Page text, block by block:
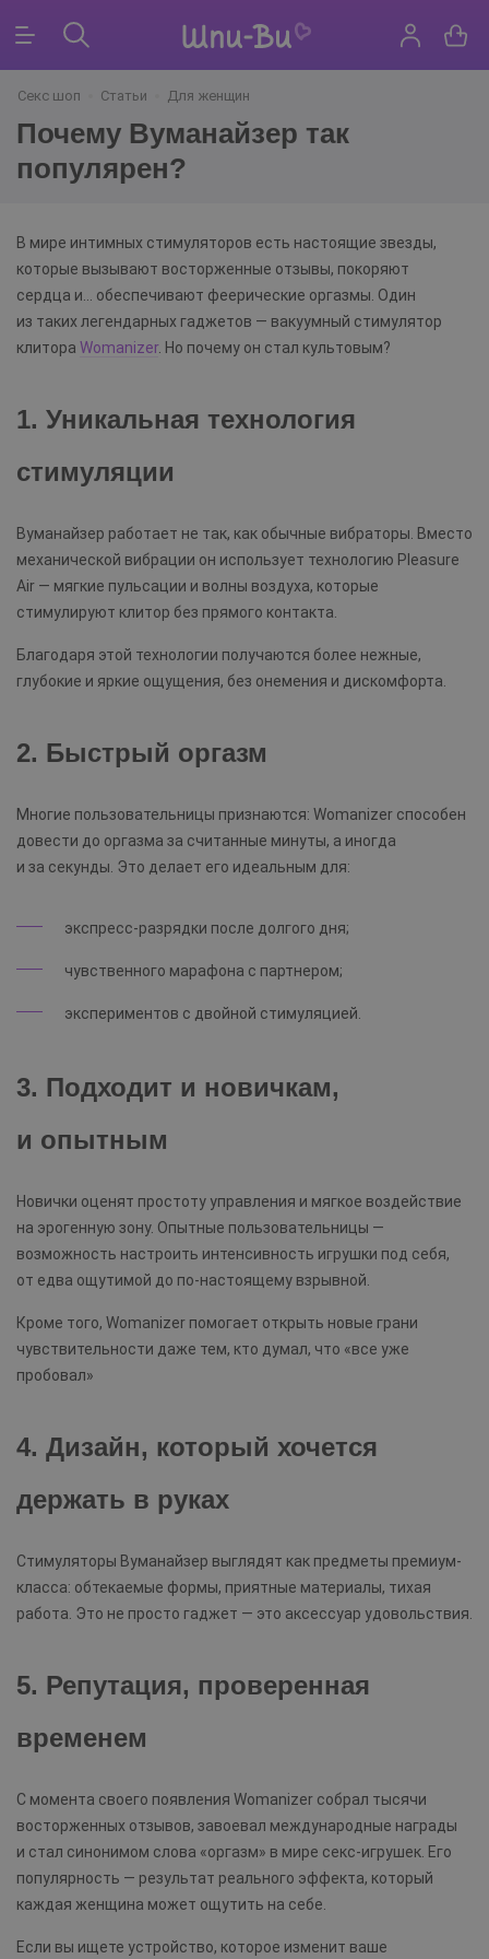
Секс шоп Статьи Для женщин
Почему Вуманайзер так
популярен?
В мире интимных стимуляторов есть настоящие звезды,
которые вызывают восторженные отзывы, покоряют
сердца и… обеспечивают феерические оргазмы. Один
из таких легендарных гаджетов — вакуумный стимулятор
клитора Womanizer. Но почему он стал культовым?
1. Уникальная технология
стимуляции
Вуманайзер работает не так, как обычные вибраторы. Вместо
механической вибрации он использует технологию Pleasure
Air — мягкие пульсации и волны воздуха, которые
стимулируют клитор без прямого контакта.
Благодаря этой технологии получаются более нежные,
глубокие и яркие ощущения, без онемения и дискомфорта.
2. Быстрый оргазм
Многие пользовательницы признаются: Womanizer способен
довести до оргазма за считанные минуты, а иногда
и за секунды. Это делает его идеальным для:
экспресс-разрядки после долгого дня;
чувственного марафона с партнером;
экспериментов с двойной стимуляцией.
3. Подходит и новичкам,
и опытным
Новички оценят простоту управления и мягкое воздействие
на эрогенную зону. Опытные пользовательницы —
возможность настроить интенсивность игрушки под себя,
от едва ощутимой до по-настоящему взрывной.
Кроме того, Womanizer помогает открыть новые грани
чувствительности даже тем, кто думал, что «все уже
пробовал»
4. Дизайн, который хочется
держать в руках
Стимуляторы Вуманайзер выглядят как предметы премиум-
класса: обтекаемые формы, приятные материалы, тихая
работа. Это не просто гаджет — это аксессуар удовольствия.
5. Репутация, проверенная
временем
С момента своего появления Womanizer собрал тысячи
восторженных отзывов, завоевал международные награды
и стал синонимом слова «оргазм» в мире секс-игрушек. Его
популярность — результат реального эффекта, который
каждая женщина может ощутить на себе.
Если вы ищете устройство, которое изменит ваше